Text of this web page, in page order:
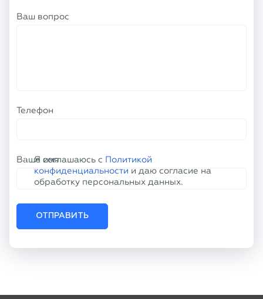
Ваш вопрос
КОНТАКТНАЯ ИНФОРМАЦИЯ